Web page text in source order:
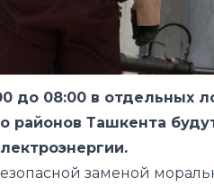
до 08:00 в отдельных
районов Ташкента
заменой
на современное и
35/6 кВ
Чиланзарского и